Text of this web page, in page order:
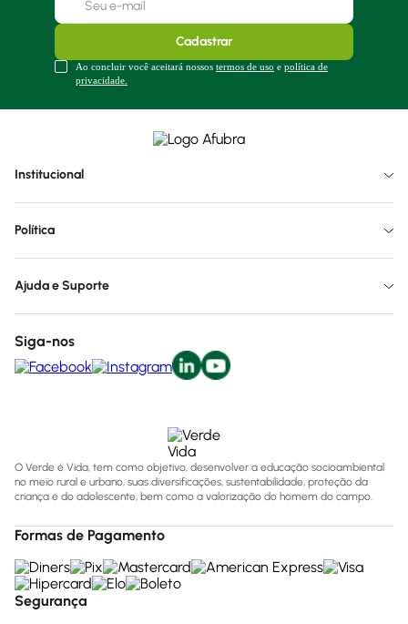
Cadastrar
Ao concluir você aceitará nossos termos de uso e política de
privacidade.
Institucional
Política
Ajuda e Suporte
Siga-nos
O Verde é Vida, tem como objetivo, desenvolver a educação socioambiental
no meio rural e urbano, suas diversificações, sustentabilidade, proteção da
criança e do adolescente, bem como a valorização do homem do campo.
Formas de Pagamento
Segurança